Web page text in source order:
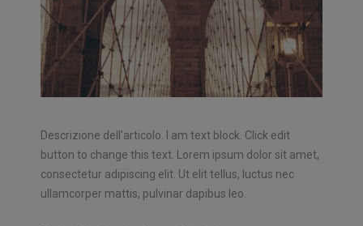
Descrizione dell’articolo. I am text block. Click edit
button to change this text. Lorem ipsum dolor sit amet,
consectetur adipiscing elit. Ut elit tellus, luctus nec
ullamcorper mattis, pulvinar dapibus leo.